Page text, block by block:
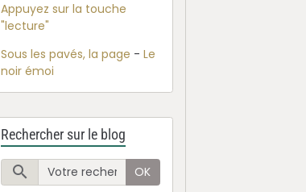
Appuyez sur la touche
"lecture"
Sous les pavés, la page -Le
noir émoi
Rechercher sur le blog
OK